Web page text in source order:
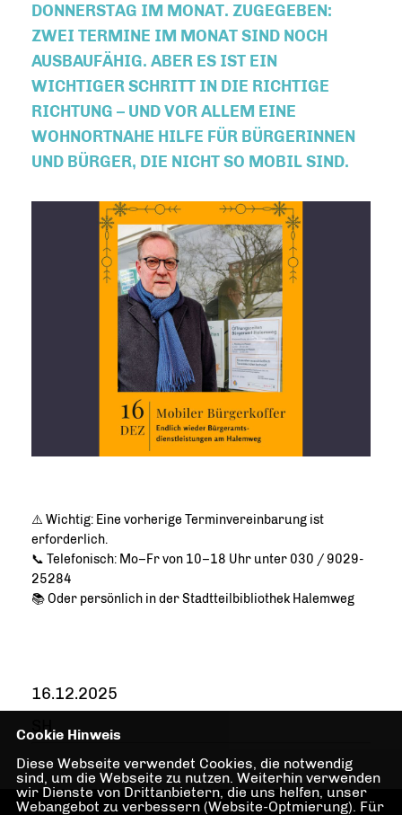
ONNERSTAG IM MONAT. ZUGEGEBEN: Z
WEI TERMINE IM MONAT SIND NOCH A
USBAUFÄHIG. ABER ES IST EIN W
ICHTIGER SCHRITT IN DIE RICHTIGE R
ICHTUNG – UND VOR ALLEM EINE W
OHNORTNAHE HILFE FÜR BÜRGERINNEN U
ND BÜRGER, DIE NICHT SO MOBIL SIND.
⚠️ Wichtig: Eine vorherige Terminvereinbarung ist
erforderlich.
📞 Telefonisch: Mo–Fr von 10–18 Uhr unter 030 / 9029-
25284
📚 Oder persönlich in der Stadtteilbibliothek Halemweg
16.12.2025
SH
Cookie Hinweis
Diese Webseite verwendet Cookies, die notwendig
sind, um die Webseite zu nutzen. Weiterhin verwenden
wir Dienste von Drittanbietern, die uns helfen, unser
Webangebot zu verbessern (Website-Optmierung). Für